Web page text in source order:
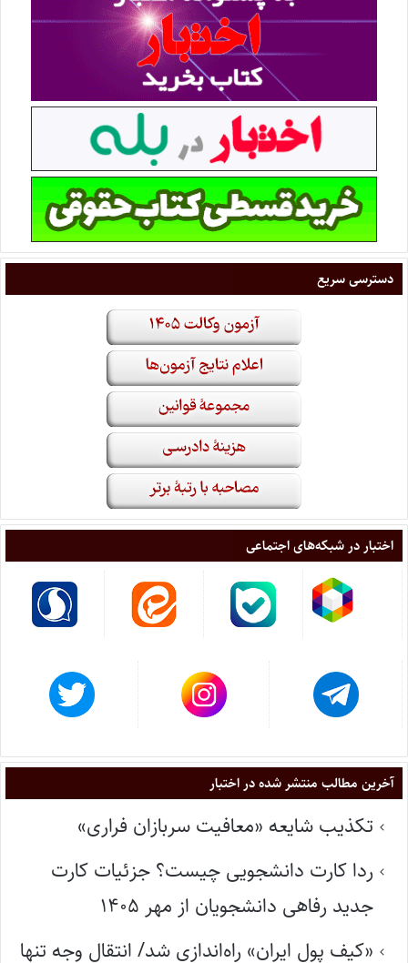
دسترسی سریع
اختبار در شبکه‌های اجتماعی
آخرین مطالب منتشر شده در اختبار
تکذیب شایعه «معافیت سربازان فراری»
ردا کارت دانشجویی چیست؟ جزئیات کارت
جدید رفاهی دانشجویان از مهر ۱۴۰۵
«کیف پول ایران» راه‌اندازی شد/ انتقال وجه تنها